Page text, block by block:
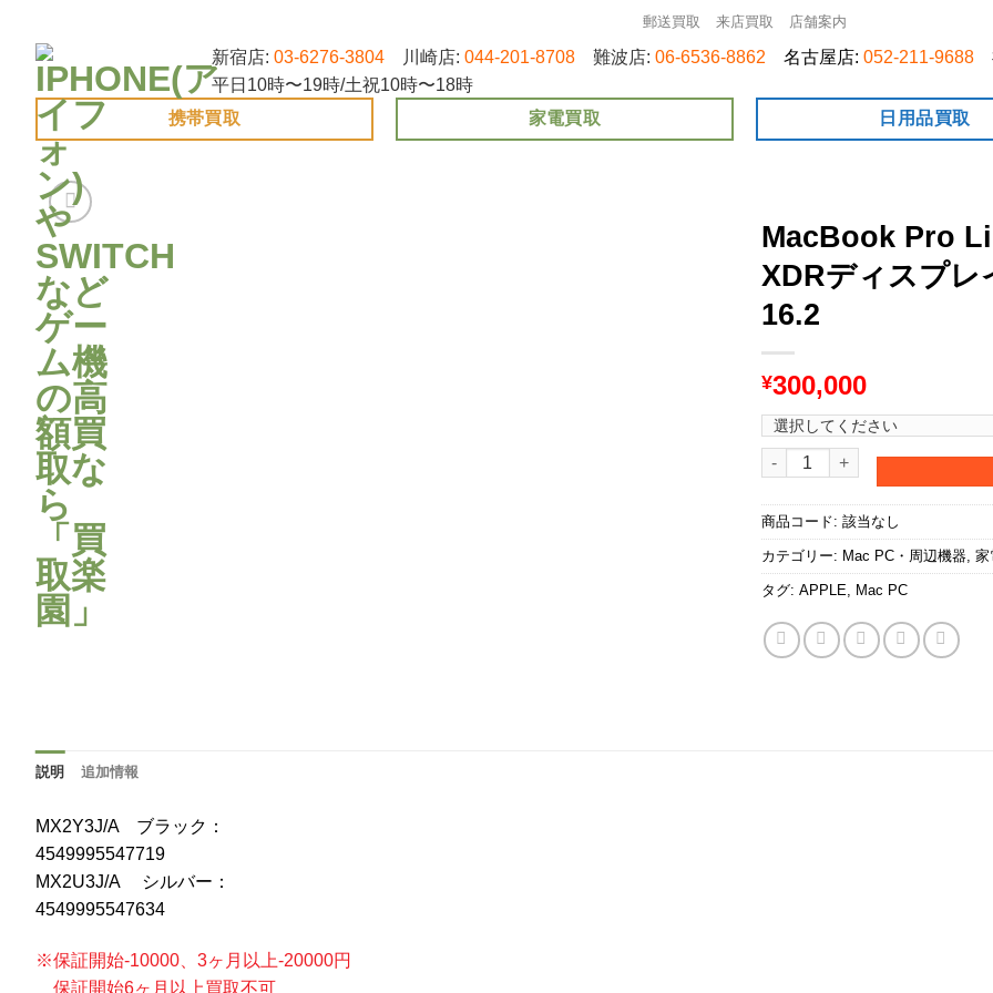
content
郵送買取 来店買取 店舗案内
新宿店: 03-6276-3804 川崎店: 044-201-8708 難波店: 06-6536-8862 名古屋店: 052-211-9688
平日10時〜19時/土祝10時〜18時
携帯買取
家電買取 日用品買取
MacBook Pro
XDRディスプ
16.2
¥300,000
MacBook Pro Liquid Retina
商品コード: 該当なし
カテゴリー: Mac PC・周辺機器, 家
タグ: APPLE, Mac PC
説明 追加情報
MX2Y3J/A ブラック：
4549995547719
MX2U3J/A シルバー：
4549995547634
※保証開始-10000、3ヶ月以上-20000円
保証開始6ヶ月以上買取不可